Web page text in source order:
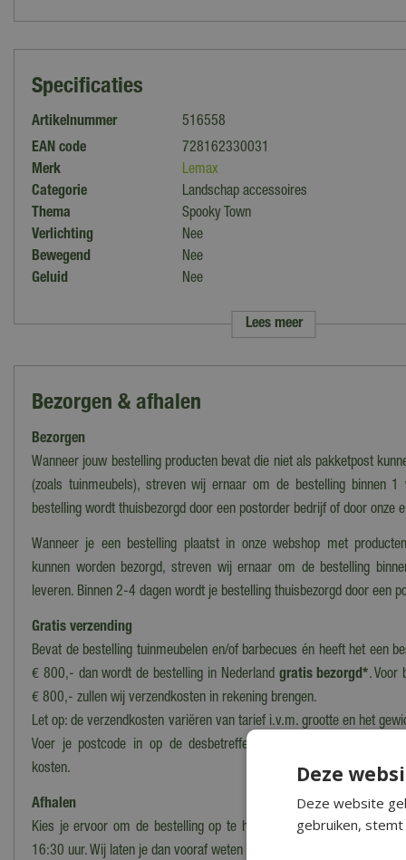
Specificaties
Artikelnummer
516558
EAN code
728162330031
Merk
Lemax
Categorie
Landschap accessoires
Thema
Spooky Town
Verlichting
Nee
Bewegend
Nee
Geluid
Nee
Lees meer
Bezorgen & afhalen
Bezorgen
Wanneer jouw bestelling producten bevat die niet als pakketpost
(zoals tuinmeubels), streven wij ernaar om de bestelling binnen
bestelling wordt thuisbezorgd door een postorder bedrijf of door onze
Wanneer je een bestelling plaatst in onze webshop met
kunnen worden bezorgd, streven wij ernaar om de bestelling
leveren. Binnen 2-4 dagen wordt je bestelling thuisbezorgd door een
Gratis verzending
Bevat de bestelling tuinmeubelen en/of barbecues én heeft het een
€ 800,- dan wordt de bestelling in Nederland gratis bezorgd*. Voor
€ 800,- zullen wij verzendkosten in rekening brengen.
Let op: de verzendkosten variëren van tarief i.v.m. grootte en het
Voer je postcode in op de desbetreffende productpagina voor een
kosten.
Afhalen
Kies je ervoor om de bestelling op te halen in ons magazijn/onze
16:30 uur. Wij laten je dan vooraf weten wanneer en waar de
Deze
Deze website
gebruiken,